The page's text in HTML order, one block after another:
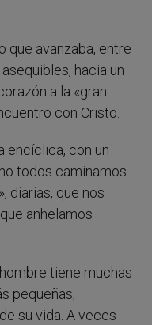
que avanzaba, entre
hacia un
a la «gran
con Cristo.
encíclica, con un
todos caminamos
diarias, que nos
anhelamos
tiene muchas
pequeñas,
su vida. A veces